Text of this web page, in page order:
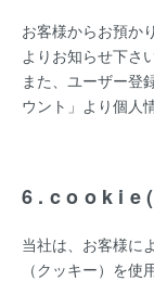
お客様からお預か
よりお知らせ下さい
また、ユーザー登
ウント」より個人
6.cookie(
当社は、お客様に
（クッキー）を